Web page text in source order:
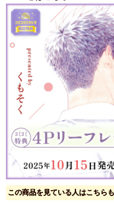
この商品を見ている人はこちら